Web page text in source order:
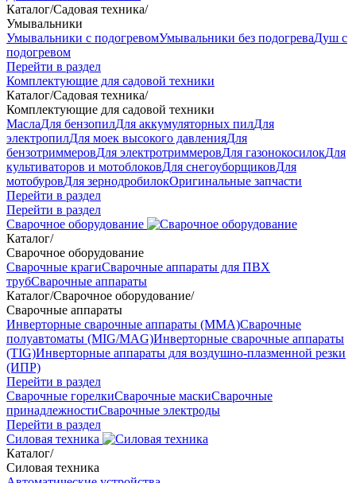
Каталог/Садовая техника/
Умывальники
Умывальники с подогревомУмывальники без подогреваДуш с
подогревом
Перейти в раздел
Комплектующие для садовой техники
Каталог/Садовая техника/
Комплектующие для садовой техники
МаслаДля бензопилДля аккумуляторных пилДля
электропилДля моек высокого давленияДля
бензотриммеровДля электротриммеровДля газонокосилокДля
культиваторов и мотоблоковДля снегоуборщиковДля
мотобуровДля зернодробилокОригинальные запчасти
Перейти в раздел
Перейти в раздел
Сварочное оборудование
Каталог/
Сварочное оборудование
Сварочные крагиСварочные аппараты для ПВХ
трубСварочные аппараты
Каталог/Сварочное оборудование/
Сварочные аппараты
Инверторные сварочные аппараты (ММА)Сварочные
полуавтоматы (MIG/MAG)Инверторные сварочные аппараты
(TIG)Инверторные аппараты для воздушно-плазменной резки
(ИПР)
Перейти в раздел
Сварочные горелкиСварочные маскиСварочные
принадлежностиСварочные электроды
Перейти в раздел
Силовая техника
Каталог/
Силовая техника